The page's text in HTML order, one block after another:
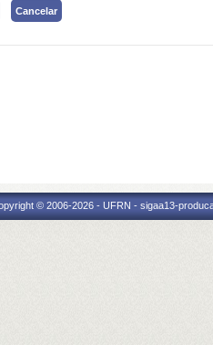
© 2006-2026 - UFRN - sigaa13-